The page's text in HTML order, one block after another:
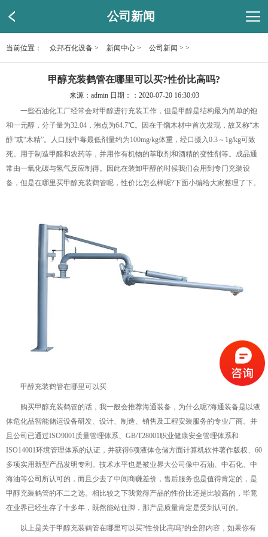
公司新闻
当前位置： 众邦石化设备 > 新闻中心 > 公司新闻 > >
甲醇充装鹤管在哪里可以买?性价比高吗?
来源：admin 日期：：2020-07-20 16:30:03
一些石油化工厂经常会对甲醇进行充装工作，但是甲醇是结构最为简单的饱
和一元醇，分子量为32.04，沸点为64.7℃。因在干馏木材中首次发现，故又称“木
醇”或“木精”。人口服中毒最低剂量约为100mg/kg体重，经口摄入0.3～1g/kg可致
死。用于制造甲醛和农药等，并用作有机物的萃取剂和酒精的变性剂等。成品通
常由一氧化碳与氢气反应制得。因此在装卸甲醇的时候我们会用到专门充装设
备，但是在哪里买甲醇充装鹤管呢，性价比怎么样呢?下面小编给大家整理了下。
甲醇充装鹤管在哪里可以买
购买甲醇充装鹤管的话，我一般会推荐海通装备，为什么呢?海通装备是以液
体危化品智能储运设备研发、设计、制造、销售及工程安装服务的专业厂商。并
且公司已通过ISO9001质量管理体系、GB/T28001职业健康安全管理体系和
ISO14001环境管理体系的认证，并获得6项液体仓储方面计算机软件著作版权、60
多项实用新型产品发明专利。技术水平也是被业界大公司像中石油、中石化、中
海油等公司所认可的，而且少去了中间商赚差价，售后服务也是值得肯定的，是
甲醇充装鹤管的不二之选。相比较之下我觉得产品的性价比还是比较高的，毕竟
在业界已经生存了十多年，既然能站住脚，那产品质量肯定是受到认可的。
以上是关于甲醇充装鹤管在哪里可以买?性价比高吗?的全部内容，如果你有